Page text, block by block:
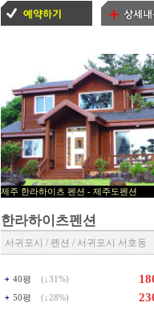
제주 한라하이츠 펜션 - 제
한라하이츠펜션
서귀포시 / 펜션 / 서귀포시 서호동
40평 (↓ 31%)
50평 (↓ 28%)